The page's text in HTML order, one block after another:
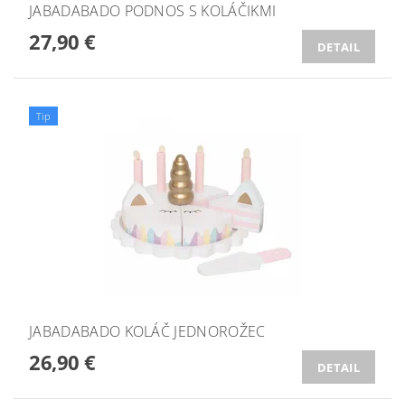
JABADABADO PODNOS S KOLÁČIKMI
27,90 € DETAIL
Tip
JABADABADO KOLÁČ JEDNOROŽEC
26,90 € DETAIL